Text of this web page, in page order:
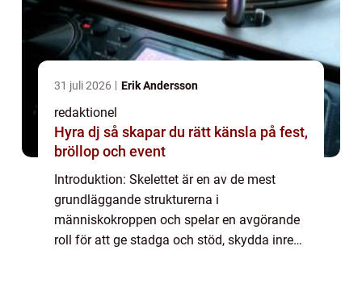
31 juli 2026 Erik Andersson
redaktionel
Hyra dj så skapar du rätt känsla på fest,
bröllop och event
Introduktion: Skelettet är en av de mest
grundläggande strukturerna i
människokroppen och spelar en avgörande
roll för att ge stadga och stöd, skydda inre